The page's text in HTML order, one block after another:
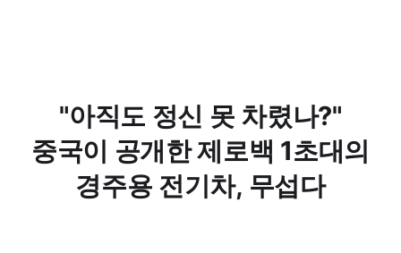
"아직도 정신 못 차렸나?"
중국이 공개한 제로백 1초대의
경주용 전기차, 무섭다